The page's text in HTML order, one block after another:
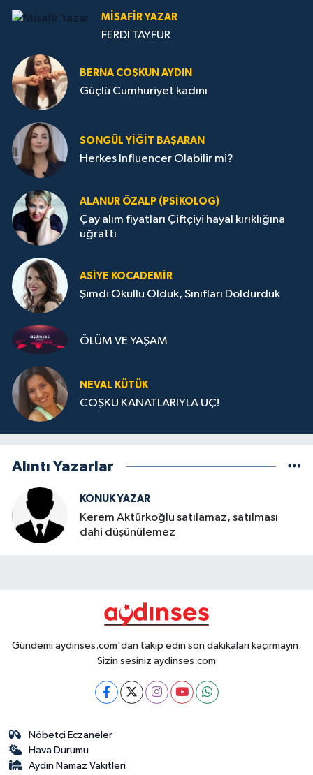
MISAFIR YAZAR
FERDİ TAYFUR
BERNA COŞKUN AYDIN
Güçlü Cumhuriyet kadını
SONGÜL YIĞIT BAŞARAN
Herkes Influencer Olabilir mi?
ALANUR ÖZALP (PSIKOLOG)
Çay alım fiyatları Çiftçiyi hayal kırıklığına
uğrattı
ASIYE KOCADEMİR
Şimdi Okullu Olduk, Sınıfları Doldurduk
ÖLÜM VE YAŞAM
NEVAL KÜTÜK
COŞKU KANATLARIYLA UÇ!
Alıntı Yazarlar
KONUK YAZAR
Kerem Aktürkoğlu satılamaz, satılması
dahi düşünülemez
Gündemi aydinses.com'dan takip edin son dakikalari kaçırmayın.
Sizin sesiniz aydinses.com
Nöbetçi Eczaneler
Hava Durumu
Aydin Namaz Vakitleri